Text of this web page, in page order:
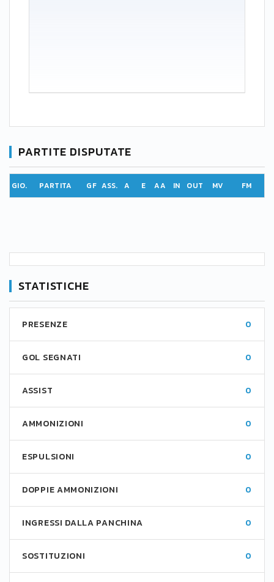
PARTITE DISPUTATE
GIO. PARTITA GF ASS. A E AA IN OUT MV FM
STATISTICHE
PRESENZE 0
GOL SEGNATI 0
ASSIST 0
AMMONIZIONI 0
ESPULSIONI 0
DOPPIE AMMONIZIONI 0
INGRESSI DALLA PANCHINA 0
SOSTITUZIONI 0